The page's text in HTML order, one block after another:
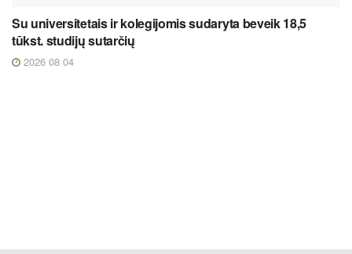
Su universitetais ir kolegijomis sudaryta beveik 18,5
tūkst. studijų sutarčių
2026 08 04